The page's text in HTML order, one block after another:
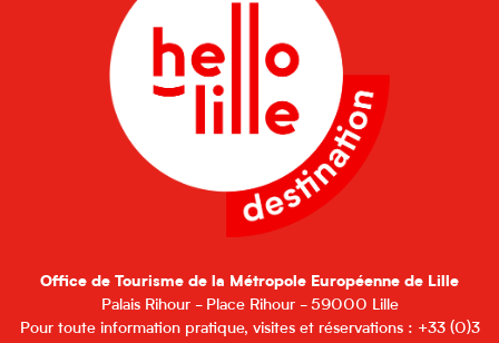
Office de Tourisme de la Métropole Européenne de Lille
Palais Rihour - Place Rihour - 59000 Lille
Pour toute information pratique, visites et réservations : +33 (0)3